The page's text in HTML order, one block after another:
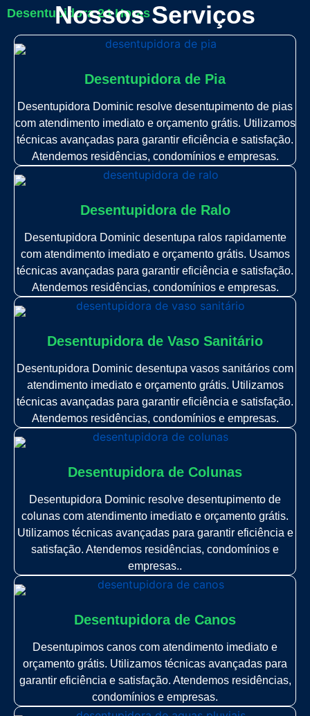
Desentupidora 24 Horas
Nossos Serviços
Desentupidora de Pia
Desentupidora Dominic resolve desentupimento de pias
com atendimento imediato e orçamento grátis. Utilizamos
técnicas avançadas para garantir eficiência e satisfação.
Atendemos residências, condomínios e empresas.
Desentupidora de Ralo
Desentupidora Dominic desentupa ralos rapidamente
com atendimento imediato e orçamento grátis. Usamos
técnicas avançadas para garantir eficiência e satisfação.
Atendemos residências, condomínios e empresas.
Desentupidora de Vaso Sanitário
Desentupidora Dominic desentupa vasos sanitários com
atendimento imediato e orçamento grátis. Utilizamos
técnicas avançadas para garantir eficiência e satisfação.
Atendemos residências, condomínios e empresas.
Desentupidora de Colunas
Desentupidora Dominic resolve desentupimento de
colunas com atendimento imediato e orçamento grátis.
Utilizamos técnicas avançadas para garantir eficiência e
satisfação. Atendemos residências, condomínios e
empresas..
Desentupidora de Canos
Desentupimos canos com atendimento imediato e
orçamento grátis. Utilizamos técnicas avançadas para
garantir eficiência e satisfação. Atendemos residências,
condomínios e empresas.